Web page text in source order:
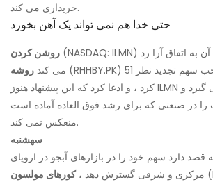
خریداری می کند.
حتی خدا هم نمی تواند یک آهن بخورد
روشن کردن (NASDAQ: ILMN) می گوید هیئت مدیره آن به اتفاق آرا رد
می کند روشه
(RHHBY.PK) 51 دلار در پیشنهاد تصاحب سهم تجدید نظر
کرد ، و ادعا کرد که این پیشنهاد هنوز ILMN را دست کم می گیرد و
در صنعتی که برای رشد فوق العاده آماده است
منعکس نمی کند.
سهشنبه
قصد دارد سهم خود را در بازارهای آبجو در اروپای
مرکزی و شرقی گسترش دهد ،کورهای مولسون